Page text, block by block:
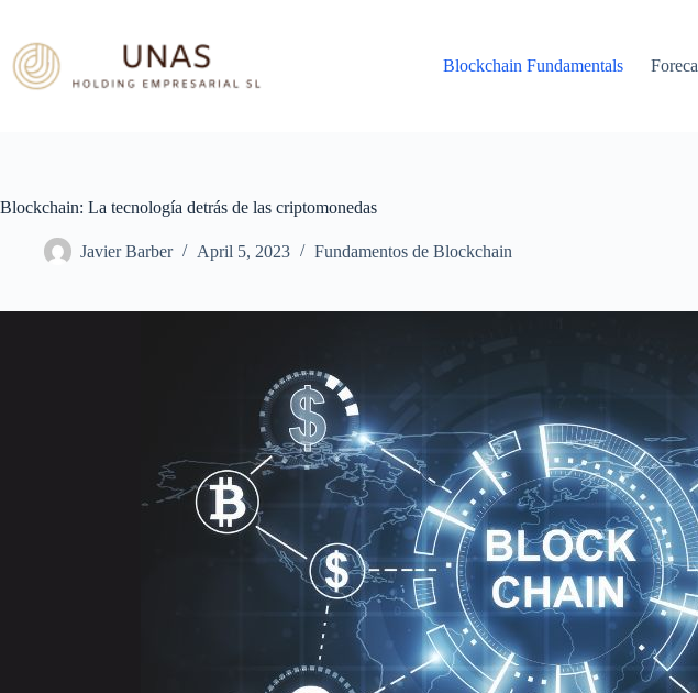
content
Blockchain Fundamentals
Blockchain: La tecnología detrás de las criptomonedas
Javier Barber April 5, 2023 Fundamentos de Blockchain